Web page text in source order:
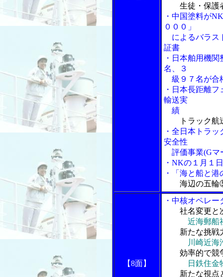
生徒・保護
・中国塗料が
０００」
によるバラス
証書
・日本舶用機
名、３
級９７名が合
・日本長距離
輸送実
績
トラック
・全日本トラ
安全性
評価事業(Gマ
・NKの１月１
・「海と船と
海辺の五
【8面】
・中核オペレ
社名変更と
近海郵
新たな挑戦
川崎近
効率的で競争
日鉄住
新たな視点